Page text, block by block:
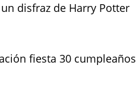
disfraz de Harry Potter
fiesta 30 cumpleaños